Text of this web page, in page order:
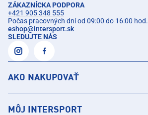
ZÁKAZNÍCKA PODPORA
+421 905 348 555
Počas pracovných dní od 09:00 do 16:00 hod.
eshop@intersport.sk
SLEDUJTE NÁS
AKO NAKUPOVAŤ
MÔJ INTERSPORT